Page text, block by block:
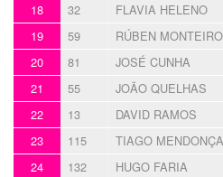
18 32 FLAVIA HELENO
19 59 RÚBEN
20 81 JOSÉ CUNHA
21 55 JOÃO QUELHAS
22 13 DAVID RAMOS
23 115 TIAGO MENDONÇA
24 132 HUGO FARIA